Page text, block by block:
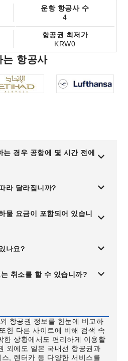
운항 항공사 수
4
항공권 최저가
KRW0
는 항공사
는 경우 공항에 몇 시간 전에
라 달라집니까?
물 요금이 포함되어 있습니
나요?
취소를 할 수 있습니까?
항공권 정보를 한눈에 비교하
한 다른 사이트에 비해 검색 속
한 상황에서도 편리하게 이용할
외에도 일본 국내선 항공권과
, 렌터카 등 다양한 서비스를